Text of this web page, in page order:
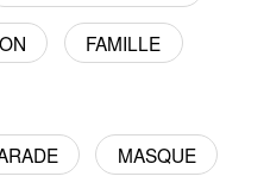
FAMILLE
MASQUE